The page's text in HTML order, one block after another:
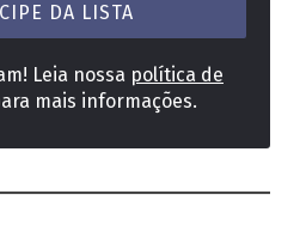
Leia nossa política de
mais informações.